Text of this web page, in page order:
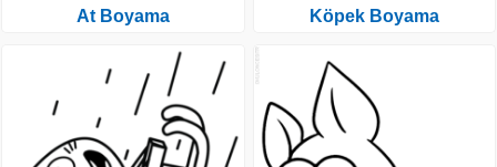
At Boyama Köpek Boyama